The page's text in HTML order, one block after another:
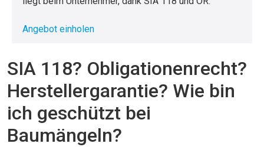
Angebot einholen
SIA 118? Obligationenrecht?
Herstellergarantie? Wie bin
ich geschützt bei
Baumängeln?